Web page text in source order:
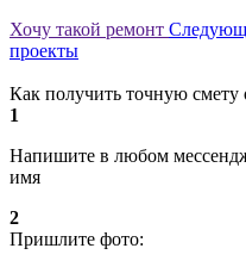
Хочу такой ремонт
проекты
Как получить точную смету
1
Напишите в любом
имя
2
Пришлите фото: